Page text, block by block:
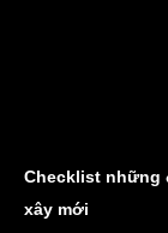
Checklist những
xây mới